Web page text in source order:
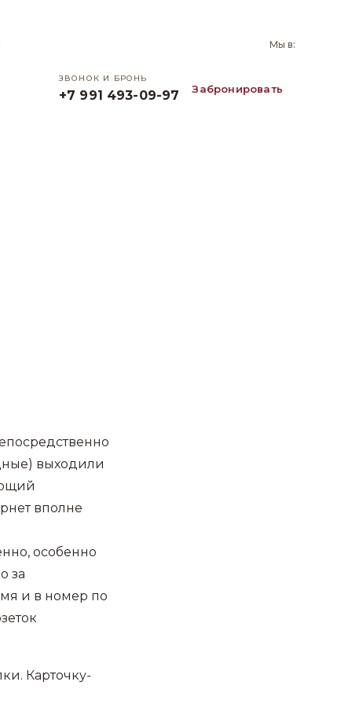
Мы в:
ЗВОНОК И БРОНЬ
+7 991 493-09-97 Забронировать
выходили
вполне
особенно
за
и в номер по
Карточку-